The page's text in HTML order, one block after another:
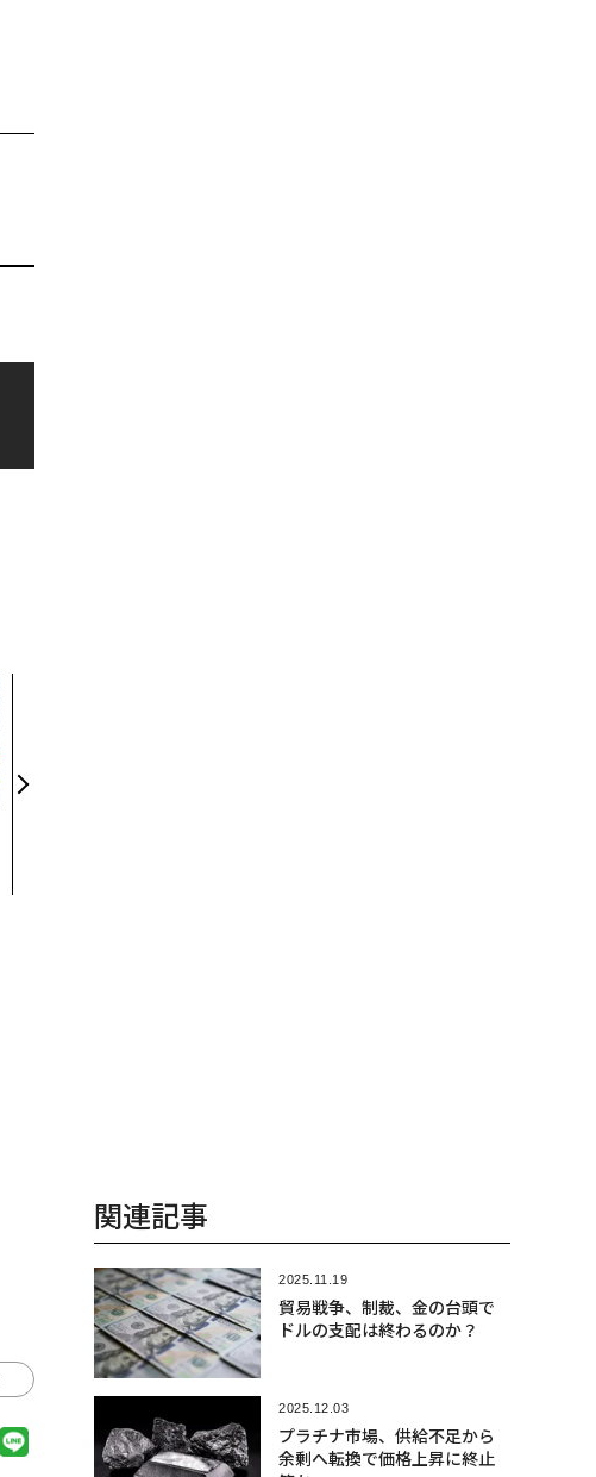
関連記事
2025.11.19
貿易戦争、制裁、金の台頭で
ドルの支配は終わるのか？
2025.12.03
プラチナ市場、供給不足から
余剰へ転換で価格上昇に終止